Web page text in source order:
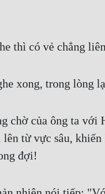
thì có vẻ chẳng
xong, trong lòng
chờ của ông ta với
từ vực sâu,
đợi!